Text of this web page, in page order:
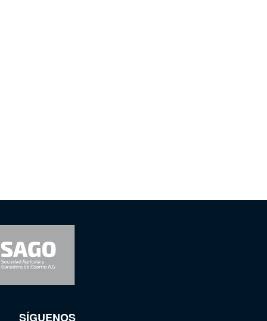
SÍGUENOS